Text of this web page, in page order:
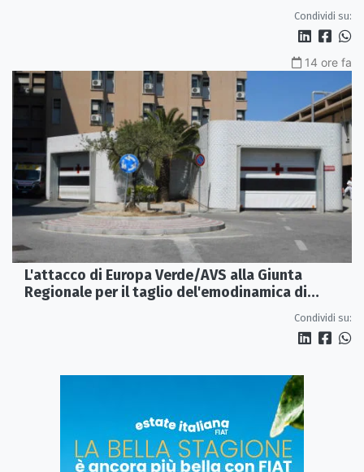
Condividi su:
14 ore fa
L'attacco di Europa Verde/AVS alla Giunta
Regionale per il taglio del'emodinamica di
Condividi su: